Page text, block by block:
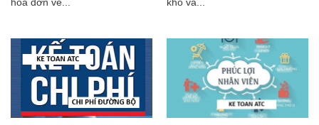
hóa đơn về... kho và...